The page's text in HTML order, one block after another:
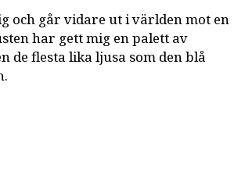
och går vidare ut i världen mot en
har gett mig en palett av
de flesta lika ljusa som den blå